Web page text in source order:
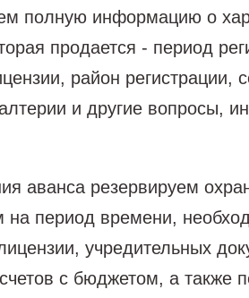
полную информацию о
продается - период
район регистрации,
и другие вопросы,
аванса резервируем
на период времени,
учредительных
с бюджетом, а также